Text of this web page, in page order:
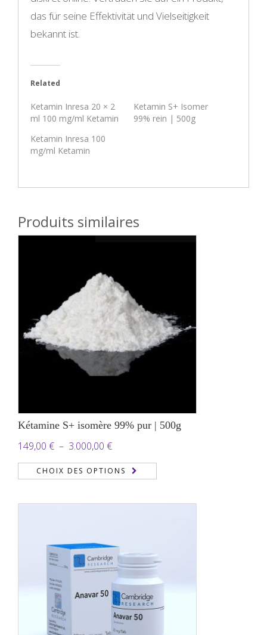
das für seine Effektivität und Vielseitigkeit
bekannt ist.
Related
Ketamin Inresa 20 × 2
ml 100 mg/ml Ketamin
Ketamin S+ Isomer
99% rein | 500g
Ketamin Inresa 100
mg/ml Ketamin
Produits similaires
Kétamine S+ isomère 99% pur | 500g
149,00 € – 3.000,00 €Plage
de
prix :
CHOIX DES OPTIONS